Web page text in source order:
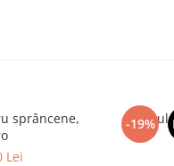
sprâncene,
Lei
-19%